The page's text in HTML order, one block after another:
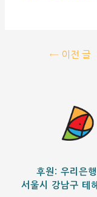
←이전 글
후원: 우리은
서울시 강남구 테